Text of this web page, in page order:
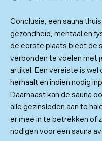
Conclusie, een sauna
gezondheid, mentaal en
de eerste plaats biedt de
verbonden te voelen met
artikel. Een vereiste is
herhaalt en indien nodig
Daarnaast kan de sauna
alle gezinsleden aan te
er mee in te betrekken of
nodigen voor een sauna